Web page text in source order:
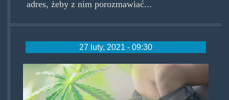
adres, żeby z nim porozmawiać...
27 luty, 2021 - 09:30
mjhemo.jpg